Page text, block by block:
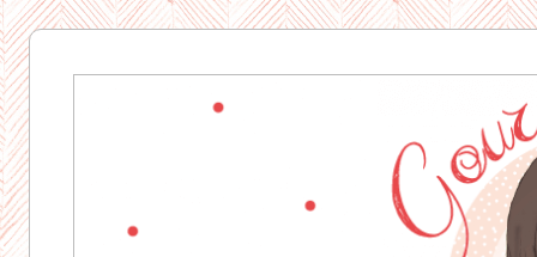
& Bavardages